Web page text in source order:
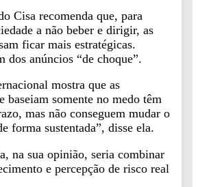
Cisa recomenda que, para
a não beber e dirigir, as
ficar mais estratégicas.
dos anúncios “de choque”.
mostra que as
baseiam somente no medo têm
mas não conseguem mudar o
forma sustentada”, disse ela.
na sua opinião, seria combinar
e percepção de risco real